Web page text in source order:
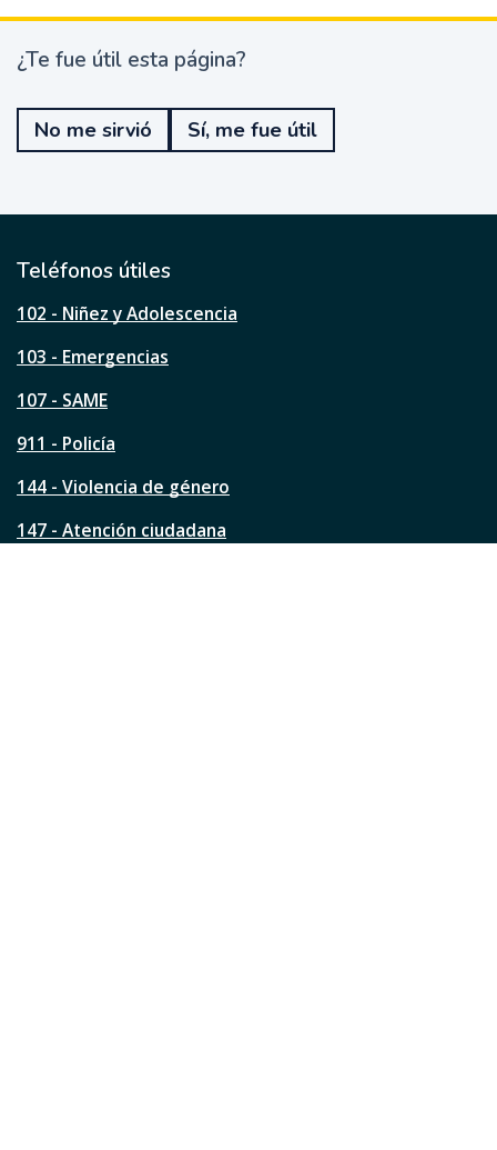
¿
e
u
t
l
s
a
á
i
a
¿Te fue útil esta página?
No me sirvió Sí, me fue útil
Teléfonos útiles
102 - Niñez y Adolescencia
103 - Emergencias
107 - SAME
911 - Policía
144 - Violencia de género
147 - Atención ciudadana